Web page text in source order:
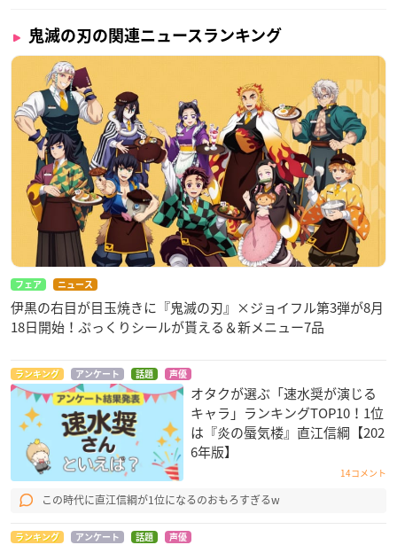
鬼滅の刃の関連ニュースランキング
フェア ニュース
伊黒の右目が目玉焼きに『鬼滅の刃』×ジョイフル第3弾が8月
18日開始！ぷっくりシールが貰える＆新メニュー7品
ランキング アンケート 話題 声優
オタクが選ぶ「速水奨が演じる
キャラ」ランキングTOP10！1位
は『炎の蜃気楼』直江信綱【202
6年版】
14コメント
この時代に直江信綱が1位になるのおもろすぎるw
ランキング アンケート 話題 声優